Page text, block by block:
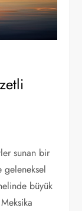
sunan bir
geleneksel
büyük